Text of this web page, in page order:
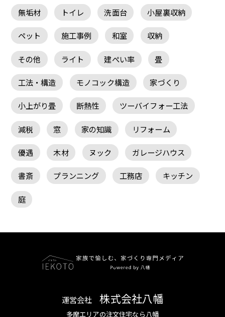
無垢材 トイレ 洗面台 小屋裏収納
ペット 施工事例 和室 収納
その他 ライト 建ぺい率 畳
工法・構造 モノコック構造 家づくり
小上がり畳 断熱性 ツーバイフォー工法
減税 窓 家の知識 リフォーム
優遇 木材 ヌック ガレージハウス
書斎 プランニング 工務店 キッチン
庭
運営会社 株式会社八幡
多摩エリアの注文住宅なら八幡